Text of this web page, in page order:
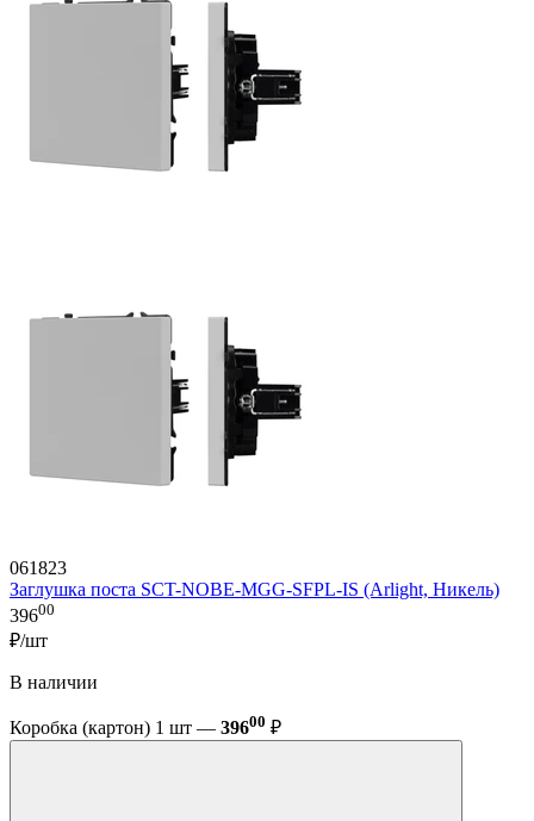
061823
Заглушка поста SCT-NOBE-MGG-SFPL-IS (Arlight, Никель)
39600
₽/шт
В наличии
Коробка (картон) 1 шт — 39600 ₽